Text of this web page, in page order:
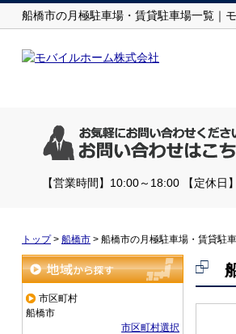
船橋市の月極駐車場・賃貸駐車場一覧｜
【営業時間】10:00～18:00 【定休
トップ> 船橋市 > 船橋市の月極駐車場・賃貸駐
地域から探す
市区町村
船橋市
市区町村選択